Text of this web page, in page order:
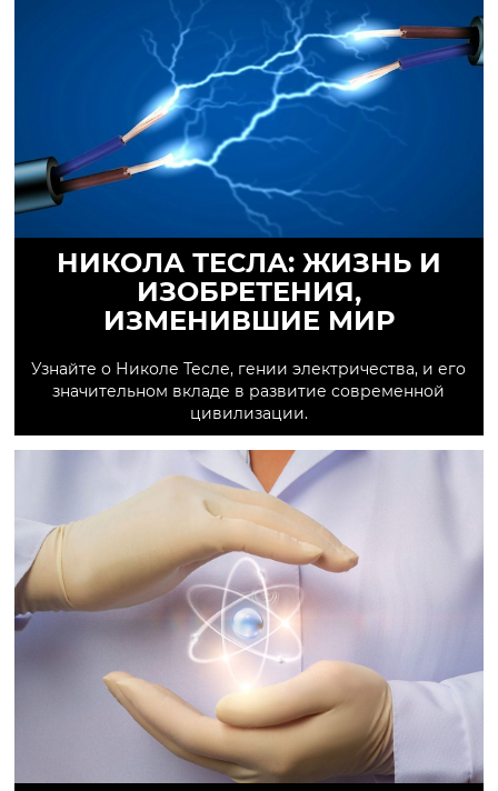
НИКОЛА ТЕСЛА: ЖИЗНЬ И
ИЗОБРЕТЕНИЯ,
ИЗМЕНИВШИЕ МИР
Узнайте о Николе Тесле, гении электричества, и его
значительном вкладе в развитие современной
цивилизации.